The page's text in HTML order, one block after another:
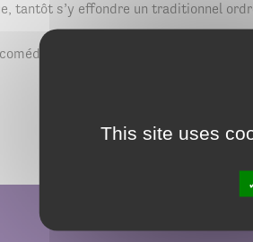
tantôt s’y effondre un traditionnel
l’égalité des genres, la pop
This site uses